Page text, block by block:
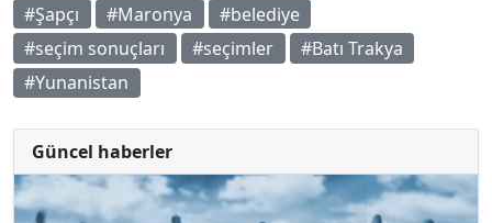
#Şapçı #Maronya
#belediye
#seçim sonuçları
#seçimler
#Batı Trakya
#Yunanistan
Güncel haberler